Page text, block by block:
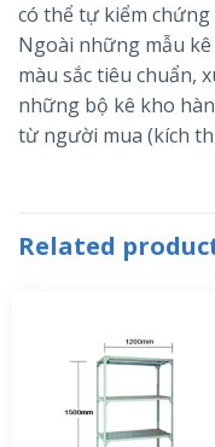
có thể tự kiểm
Ngoài những mẫu
màu sắc tiêu chuẩn,
những bộ kê kho
từ người mua (kích
Related